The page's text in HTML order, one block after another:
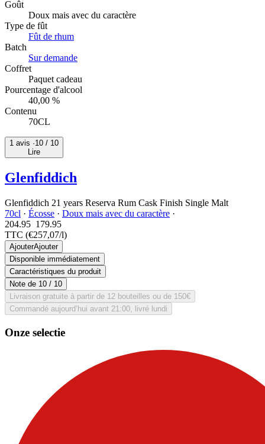
Goût
Doux mais avec du caractère
Type de fût
Fût de rhum
Batch
Sur demande
Coffret
Paquet cadeau
Pourcentage d'alcool
40,00 %
Contenu
70CL
1 avis ·10 / 10
Lire
Glenfiddich
Glenfiddich 21 years Reserva Rum Cask Finish Single Malt
70cl · Écosse · Doux mais avec du caractère ·
204.95 179.95
TTC (€257,07/l)
AjouterAjouter
Disponible immédiatement
Caractéristiques du produit
Note de 10 / 10
Livraison gratuite à partir de 12 bouteilles ou de 150€
Commandé aujourd’hui avant 21:00, livré lundi
Onze selectie